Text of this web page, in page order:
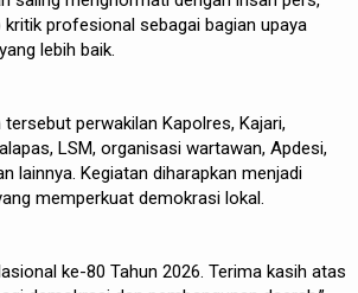
kritik profesional sebagai bagian upaya
lebih baik.
perwakilan Kapolres, Kajari,
LSM, organisasi wartawan, Apdesi,
lainnya. Kegiatan diharapkan menjadi
memperkuat demokrasi lokal.
ke-80 Tahun 2026. Terima kasih atas